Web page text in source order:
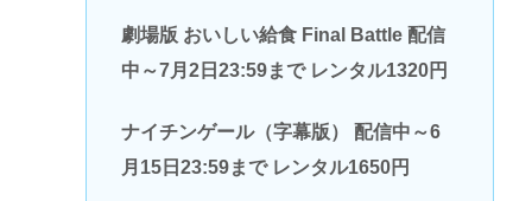
劇場版 おいしい給食 Final Battle 配信
中～7月2日23:59まで レンタル1320円
ナイチンゲール（字幕版） 配信中～6
月15日23:59まで レンタル1650円